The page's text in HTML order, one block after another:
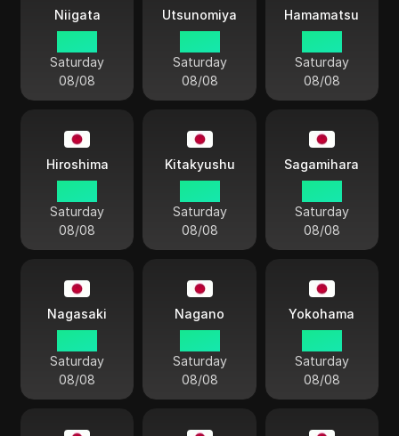
Niigata
Saturday
08/08
Utsunomiya
Saturday
08/08
Hamamatsu
Saturday
08/08
Hiroshima
Saturday
08/08
Kitakyushu
Saturday
08/08
Sagamihara
Saturday
08/08
Nagasaki
Saturday
08/08
Nagano
Saturday
08/08
Yokohama
Saturday
08/08